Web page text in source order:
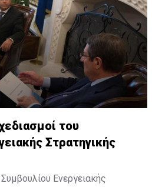
η ΕΕ.
του
Στρατηγικής
Ενεργειακής